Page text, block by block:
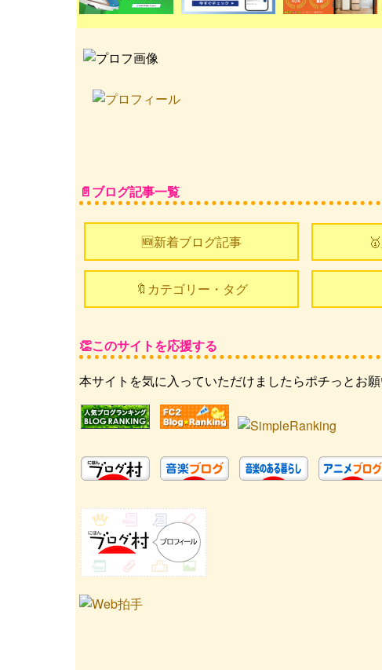
ブログ記事一覧
🆕新着ブログ記事
🔖カテゴリー・タグ
このサイトを応援する
本サイトを気に入っていただけましたらポチっとお